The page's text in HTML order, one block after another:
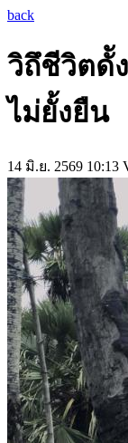
back
วิถึชีวิตดัั
ไม่ยั้งยืน
14 มิ.ย. 2569 10:13